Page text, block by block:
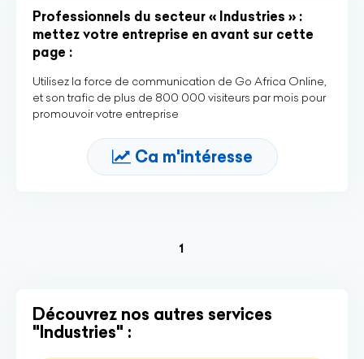
Professionnels du secteur « Industries » :
mettez votre entreprise en avant sur cette
page :
Utilisez la force de communication de Go Africa Online,
et son trafic de plus de 800 000 visiteurs par mois pour
promouvoir votre entreprise
Ca m'intéresse
1
Découvrez nos autres services
"Industries" :